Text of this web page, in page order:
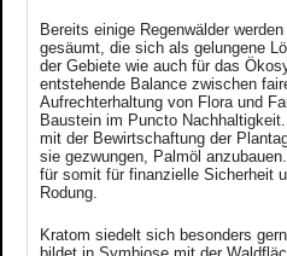
Bereits einige Regenwälder
gesäumt, die sich als gelungene
der Gebiete wie auch für das
entstehende Balance zwischen
Aufrechterhaltung von Flora und
Baustein im Puncto
mit der Bewirtschaftung der
sie gezwungen, Palmöl
für somit für finanzielle Sicherheit
Rodung.
Kratom siedelt sich besonders